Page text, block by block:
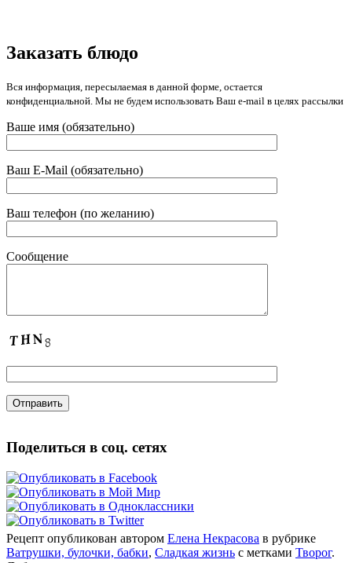
Заказать блюдо
Вся информация, пересылаемая в данной форме, остается
конфиденциальной. Мы не будем использовать Ваш e-mail в целях рассылки
Ваше имя (обязательно)
Ваш E-Mail (обязательно)
Ваш телефон (по желанию)
Сообщение
Поделиться в соц. сетях
Рецепт опубликован автором Елена Некрасова в рубрике
Ватрушки, булочки, бабки, Сладкая жизнь с метками Творог.